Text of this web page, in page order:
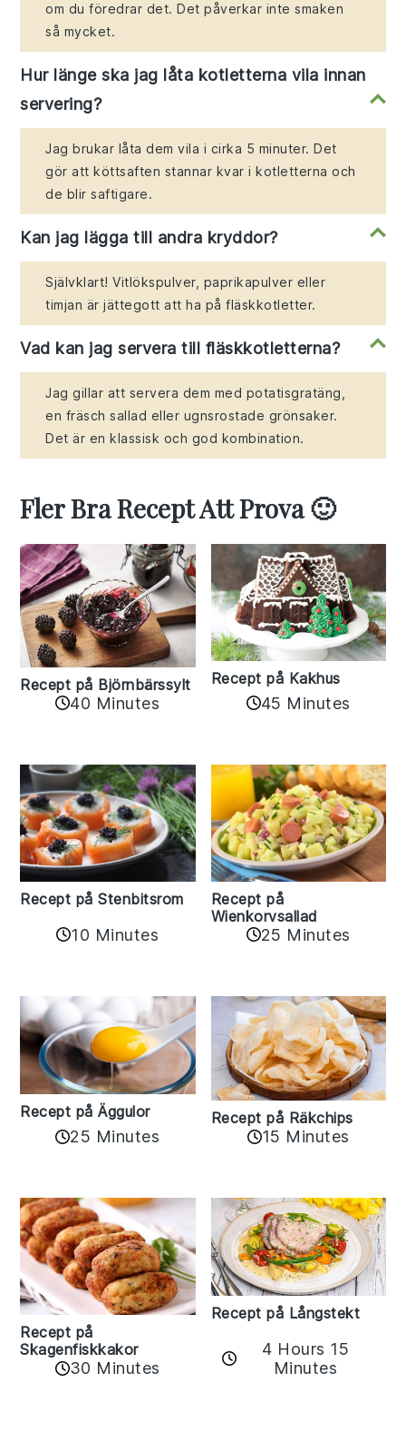
om du föredrar det. Det påverkar inte smaken
så mycket.
Hur länge ska jag låta kotletterna vila innan
servering?
Jag brukar låta dem vila i cirka 5 minuter. Det
gör att köttsaften stannar kvar i kotletterna och
de blir saftigare.
Kan jag lägga till andra kryddor?
Självklart! Vitlökspulver, paprikapulver eller
timjan är jättegott att ha på fläskkotletter.
Vad kan jag servera till fläskkotletterna?
Jag gillar att servera dem med potatisgratäng,
en fräsch sallad eller ugnsrostade grönsaker.
Det är en klassisk och god kombination.
Fler Bra Recept Att Prova 🙂
Recept på Björnbärssylt
40 Minutes
Recept på Kakhus
45 Minutes
Recept på Stenbitsrom
10 Minutes
Recept på
Wienkorvsallad
25 Minutes
Recept på Äggulor
25 Minutes
Recept på Räkchips
15 Minutes
Recept på
Skagenfiskkakor
30 Minutes
Recept på Långstekt
4 Hours 15
Minutes